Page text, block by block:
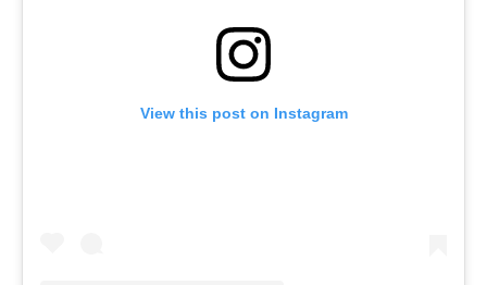
View this post on Instagram